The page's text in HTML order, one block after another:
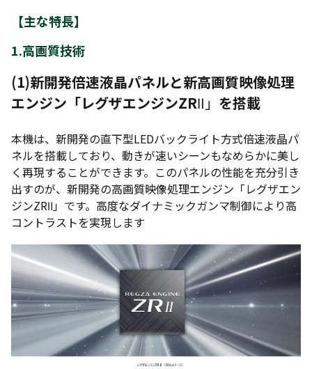
【主な特長】
1.高画質技術
(1)新開発倍速液晶パネルと新高画質映像処理
エンジン「レグザエンジンZRⅡ」 を搭載
本機は、新開発の直下型LEDバックライト方式倍速液晶パ
ネルを搭載しており、動きが速いシーンもなめらかに美し
く再現することができます。このパネルの性能を充分引き
出すのが、新開発の高画質映像処理エンジン「レグザエン
ジンZRⅡ」です。高度なダイナミックガンマ制御により高
コントラストを実現します